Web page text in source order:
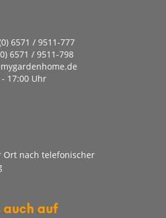
6571 / 9511-777
6571 / 9511-798
- 17:00 Uhr
Ort nach telefonischer
auch auf